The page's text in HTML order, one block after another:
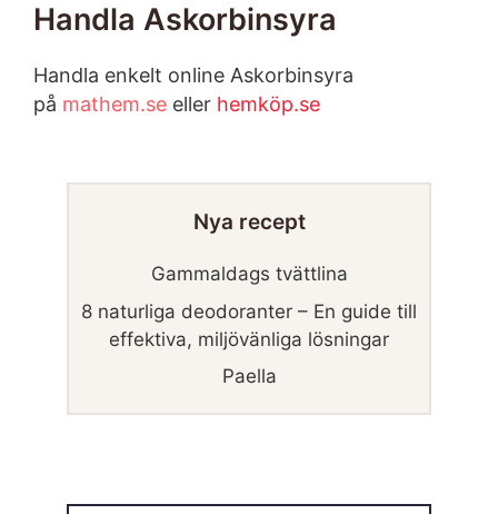
Handla Askorbinsyra
Handla enkelt online Askorbinsyra
på mathem.se eller hemköp.se
Nya recept
Gammaldags tvättlina
8 naturliga deodoranter – En guide till
effektiva, miljövänliga lösningar
Paella